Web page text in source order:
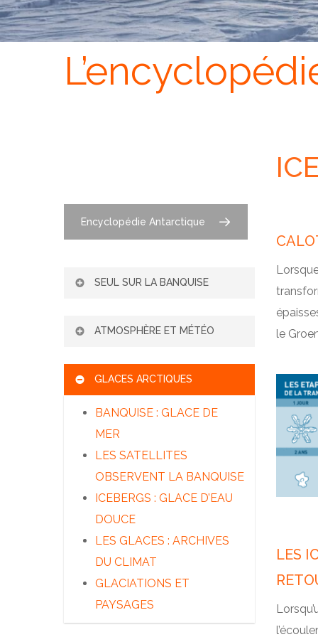
Encyclopédie Antarctique
SEUL SUR LA BANQUISE
L’HOMME AU FROID
SÉCURITÉ – SECOURS
ATMOSPHÈRE ET MÉTÉO
L’ATMOSPHÈRE
TERRESTRE
PRÉVISION MÉTÉO ET
MODÉLISATION
LE CLIMAT POLAIRE
LE BILAN ÉNERGÉTIQUE
SOLAIRE
L’EFFET DE SERRE
GLACES ARCTIQUES
BANQUISE : GLACE DE
MER
LES SATELLITES
OBSERVENT LA BANQUISE
ICEBERGS : GLACE D’EAU
DOUCE
LES GLACES : ARCHIVES
DU CLIMAT
GLACIATIONS ET
PAYSAGES
le
LES